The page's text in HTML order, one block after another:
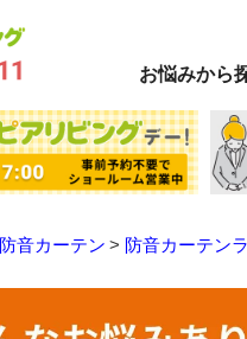
お悩みから
防音カーテン 防音カーテン